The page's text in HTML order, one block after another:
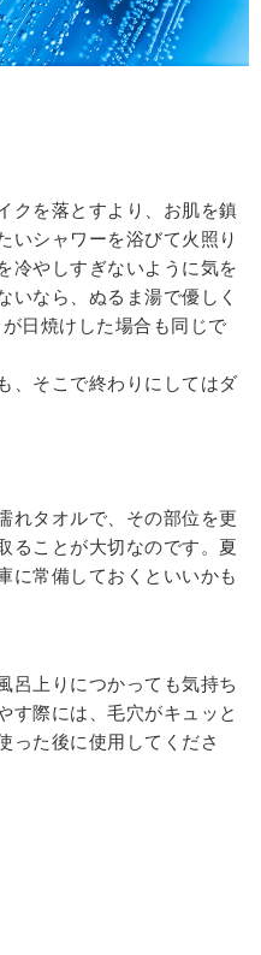
クを落とすより、お肌を鎮
いシャワーを浴びて火照り
冷やしすぎないように気を
いなら、ぬるま湯で優しく
日焼けした場合も同じで
、そこで終わりにしてはダ
れタオルで、その部位を更
ることが大切なのです。夏
に常備しておくといいかも
呂上りにつかっても気持ち
す際には、毛穴がキュッと
った後に使用してくださ